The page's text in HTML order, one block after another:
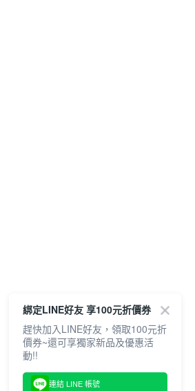
綁定LINE好友 享100元折價券
趕快加入LINE好友，領取100元折
價券~還可享獨家新品及優惠活
動!!
連結 LINE 帳號